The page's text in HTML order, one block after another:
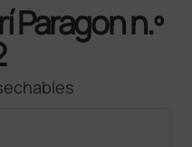
Paragon n.º